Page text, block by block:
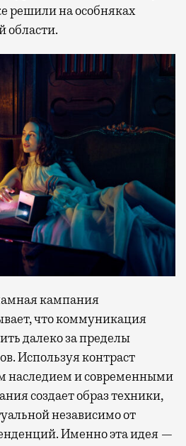
решили на особняках
области.
кампания
что коммуникация
далеко за пределы
Используя контраст
наследием и современными
создает образ техники,
независимо от
Именно эта идея —